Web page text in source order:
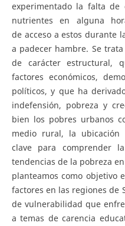
experimentado la falta
nutrientes en alguna
de acceso a estos durante
a padecer hambre. Se
de carácter estructural,
factores económicos,
políticos, y que ha
indefensión, pobreza y
bien los pobres urbanos
medio rural, la ubicación
clave para comprender
tendencias de la pobreza
planteamos como objetivo
factores en las regiones de
de vulnerabilidad que
a temas de carencia